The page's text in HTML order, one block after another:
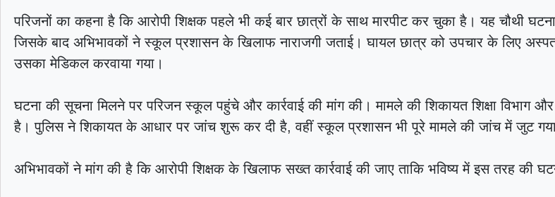
परिजनों का कहना है कि आरोपी शिक्षक पहले भी कई बार छात्रों के साथ मारपीट कर चुका है। यह चौथी
जिसके बाद अभिभावकों ने स्कूल प्रशासन के खिलाफ नाराजगी जताई। घायल छात्र को उपचार के लिए
उसका मेडिकल करवाया गया।
घटना की सूचना मिलने पर परिजन स्कूल पहुंचे और कार्रवाई की मांग की। मामले की शिकायत शिक्षा विभाग
है। पुलिस ने शिकायत के आधार पर जांच शुरू कर दी है, वहीं स्कूल प्रशासन भी पूरे मामले की जांच में जुट
अभिभावकों ने मांग की है कि आरोपी शिक्षक के खिलाफ सख्त कार्रवाई की जाए ताकि भविष्य में इस तरह की